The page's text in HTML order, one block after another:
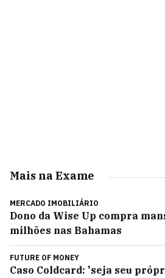
Mais na Exame
MERCADO IMOBILIÁRIO
Dono da Wise Up compra
milhões nas Bahamas
FUTURE OF MONEY
Caso Coldcard: 'seja seu